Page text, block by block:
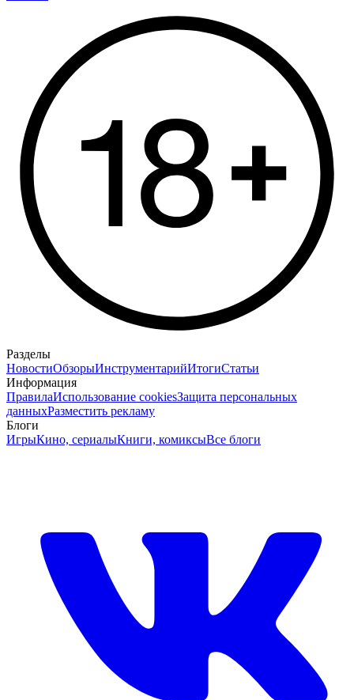
Разделы
НовостиОбзорыИнструментарийИтогиСтатьи
Информация
ПравилаИспользование cookiesЗащита персональных
данныхРазместить рекламу
Блоги
ИгрыКино, сериалыКниги, комиксыВсе блоги